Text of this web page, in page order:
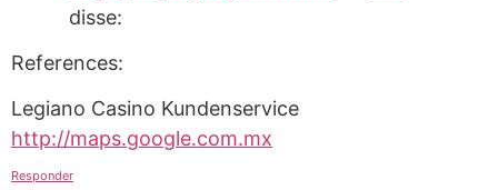
disse:
References:
Legiano Casino Kundenservice
http://maps.google.com.mx
Responder